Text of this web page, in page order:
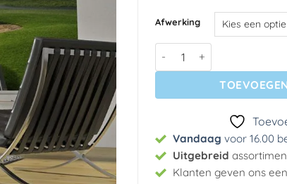
Afwerking
Vandaag voor 16.00
Uitgebreid
Klanten geven ons een